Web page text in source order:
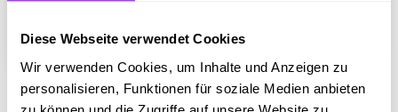
Diese Webseite verwendet Cookies
Wir verwenden Cookies, um Inhalte und Anzeigen zu
personalisieren, Funktionen für soziale Medien anbieten